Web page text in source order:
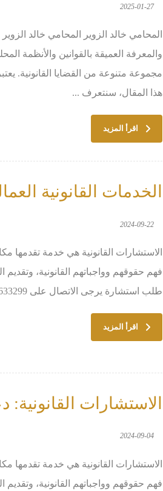
2025-01-27
المحامي خالد الزوير المحامي خالد
والمعرفة العميقة بالقوانين والأنظمة
مجموعة متنوعة من القضايا القانونية.
هذا المقال، سنتعرف ...
اقرأ المزيد
الخدمات القانونية
2024-09-22
الاستشارات القانونية هي خدمة تقدمها
فهم حقوقهم وواجباتهم القانونية،
طلب استشارة يرجى الاتصال على 66633299 ...
اقرأ المزيد
الاستشارات
2024-09-04
الاستشارات القانونية هي خدمة تقدمها
فهم حقوقهم وواجباتهم القانونية،